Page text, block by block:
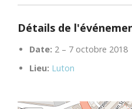
Détails de
Date: 2 – 7 octobre 2018
Lieu: Luton